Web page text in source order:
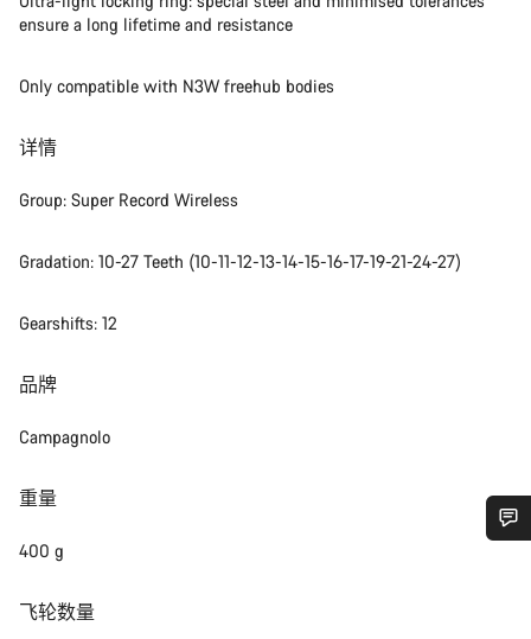
ensure a long lifetime and resistance
Only compatible with N3W freehub bodies
详情
Group: Super Record Wireless
Gradation: 10-27 Teeth (10-11-12-13-14-15-16-17-19-21-24-27)
Gearshifts: 12
品牌
Campagnolo
重量
400 g
飞轮数量
我们的客户支持专家正在等待为您答疑解惑。